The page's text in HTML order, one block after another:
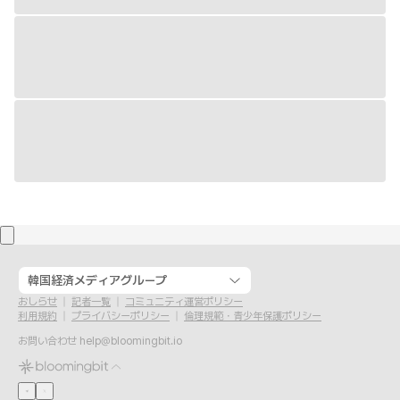
韓国経済メディアグループ
おしらせ 記者一覧
コミュニティ運営ポリシー
利用規約
プライバシーポリシー
倫理規範・青少年保護ポリシー
お問い合わせ help@bloomingbit.io